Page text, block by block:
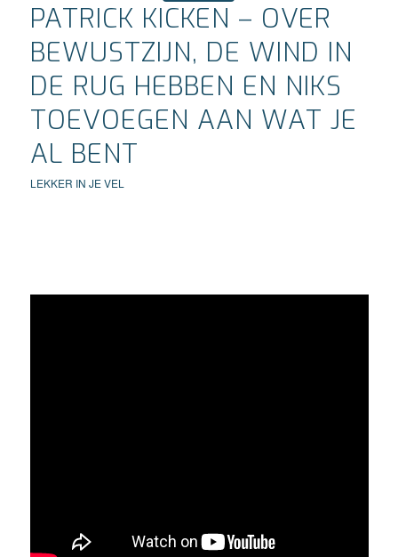
PATRICK KICKEN – OVER
BEWUSTZIJN, DE WIND IN
DE RUG HEBBEN EN NIKS
TOEVOEGEN AAN WAT JE
AL BENT
LEKKER IN JE VEL